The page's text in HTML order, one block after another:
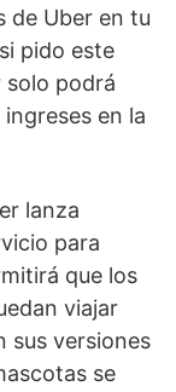
de Uber en tu
pido este
solo podrá
en la
lanza
para
que los
viajar
sus versiones
se